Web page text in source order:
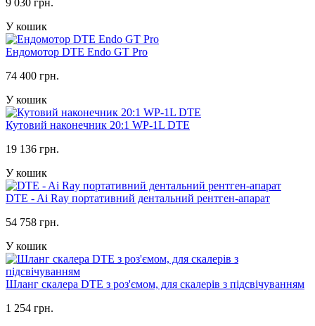
У кошик
Ендомотор DTE Endo GT Pro
74 400 грн.
У кошик
Кутовий наконечник 20:1 WP-1L DTE
19 136 грн.
У кошик
DTE - Ai Ray портативний дентальний рентген-апарат
54 758 грн.
У кошик
Шланг скалера DTE з роз'ємом, для скалерів з підсвічуванням
1 254 грн.